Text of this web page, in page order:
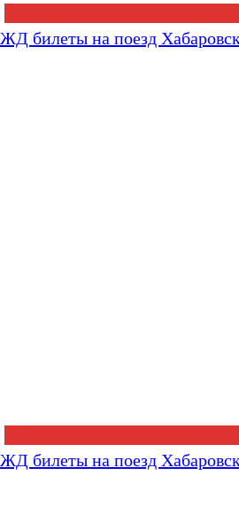
ЖД билеты на поезд
ЖД билеты на поезд